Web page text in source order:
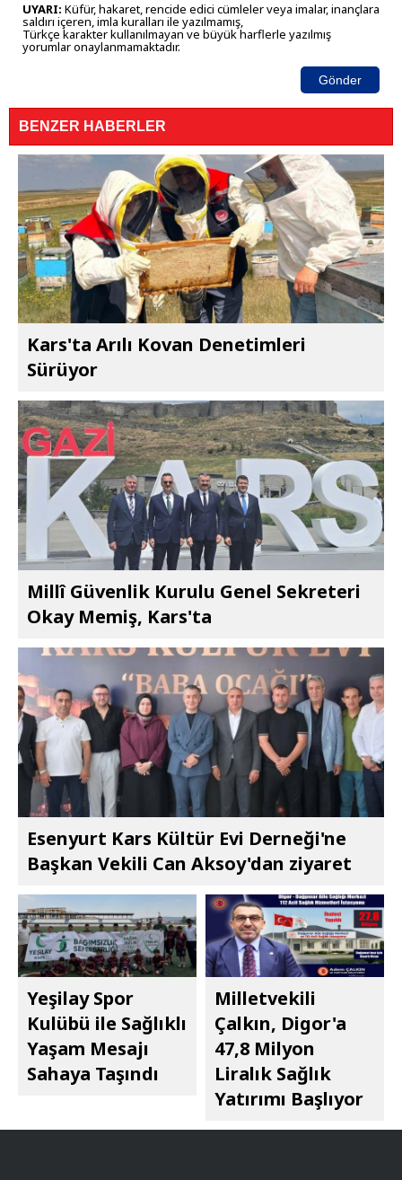
UYARI: Küfür, hakaret, rencide edici cümleler veya imalar, inançlara
saldırı içeren, imla kuralları ile yazılmamış,
Türkçe karakter kullanılmayan ve büyük harflerle yazılmış
yorumlar onaylanmamaktadır.
Gönder
BENZER HABERLER
Kars'ta Arılı Kovan Denetimleri
Sürüyor
Millî Güvenlik Kurulu Genel Sekreteri
Okay Memiş, Kars'ta
Esenyurt Kars Kültür Evi Derneği'ne
Başkan Vekili Can Aksoy'dan ziyaret
Yeşilay Spor
Kulübü ile Sağlıklı
Yaşam Mesajı
Sahaya Taşındı
Milletvekili
Çalkın, Digor'a
47,8 Milyon
Liralık Sağlık
Yatırımı Başlıyor